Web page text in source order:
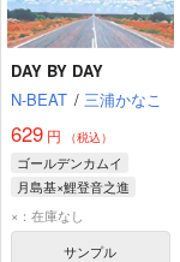
DAY BY DAY
N-BEAT / 三浦かなこ
629円 （税込）
ゴールデンカムイ
月島基×鯉登音之進
鯉登音之進
杉元佐一
×：在庫なし
サンプル